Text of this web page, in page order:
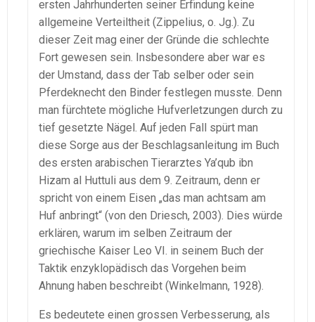
ersten Jahrhunderten seiner Erfindung keine
allgemeine Verteiltheit (Zippelius, o. Jg.). Zu
dieser Zeit mag einer der Gründe die schlechte
Fort gewesen sein. Insbesondere aber war es
der Umstand, dass der Tab selber oder sein
Pferdeknecht den Binder festlegen musste. Denn
man fürchtete mögliche Hufverletzungen durch zu
tief gesetzte Nägel. Auf jeden Fall spürt man
diese Sorge aus der Beschlagsanleitung im Buch
des ersten arabischen Tierarztes Ya’qub ibn
Hizam al Huttuli aus dem 9. Zeitraum, denn er
spricht von einem Eisen „das man achtsam am
Huf anbringt“ (von den Driesch, 2003). Dies würde
erklären, warum im selben Zeitraum der
griechische Kaiser Leo VI. in seinem Buch der
Taktik enzyklopädisch das Vorgehen beim
Ahnung haben beschreibt (Winkelmann, 1928).
Es bedeutete einen grossen Verbesserung, als